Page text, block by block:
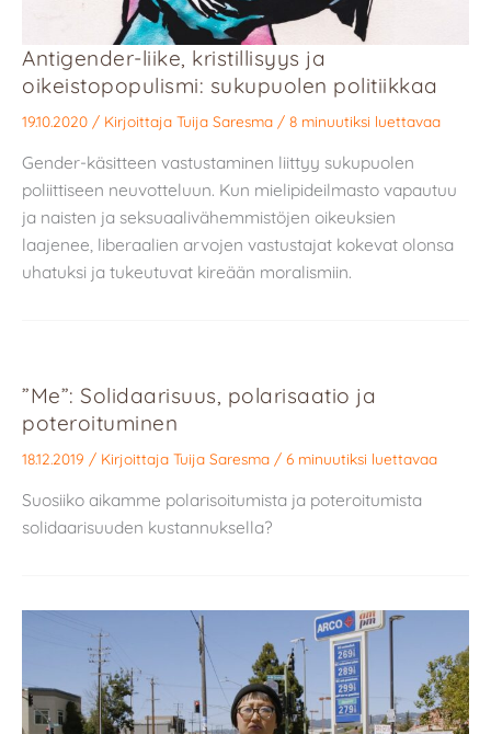
Antigender-liike, kristillisyys ja
oikeistopopulismi: sukupuolen politiikkaa
19.10.2020 / Kirjoittaja Tuija Saresma / 8 minuutiksi luettavaa
Gender-käsitteen vastustaminen liittyy sukupuolen
poliittiseen neuvotteluun. Kun mielipideilmasto vapautuu
ja naisten ja seksuaalivähemmistöjen oikeuksien
laajenee, liberaalien arvojen vastustajat kokevat olonsa
uhatuksi ja tukeutuvat kireään moralismiin.
”Me”: Solidaarisuus, polarisaatio ja
poteroituminen
18.12.2019 / Kirjoittaja Tuija Saresma / 6 minuutiksi luettavaa
Suosiiko aikamme polarisoitumista ja poteroitumista
solidaarisuuden kustannuksella?